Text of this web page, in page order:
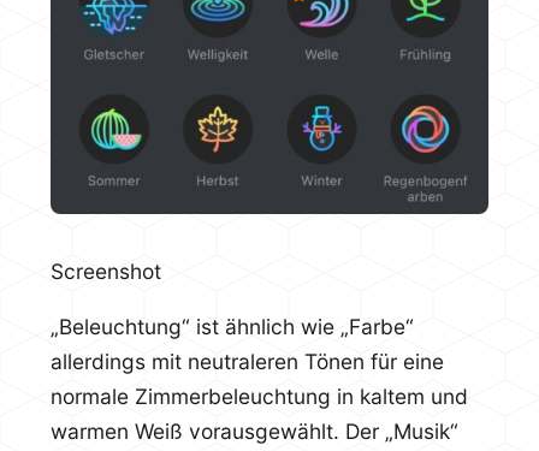
Screenshot
„Beleuchtung“ ist ähnlich wie „Farbe“
allerdings mit neutraleren Tönen für eine
normale Zimmerbeleuchtung in kaltem und
warmen Weiß vorausgewählt. Der „Musik“